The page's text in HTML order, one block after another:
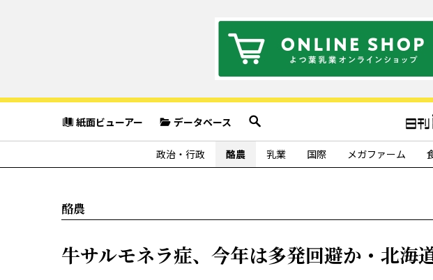
紙面ビューアー データベース
政治・行政 酪農 乳業 国際 メガファーム
酪農
牛サルモネラ症、今年は多発回避か・北海